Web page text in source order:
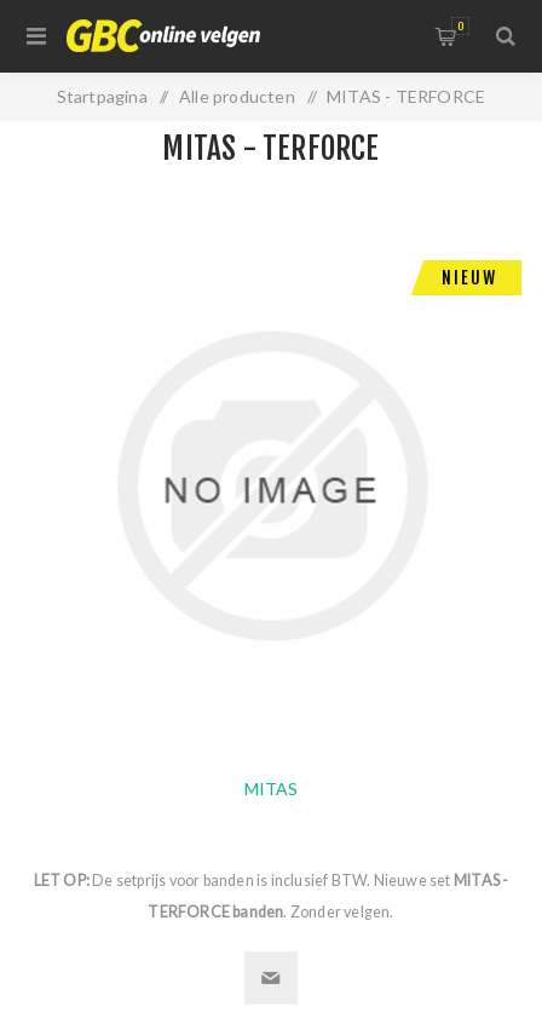
0
Startpagina / Alle producten / MITAS - TERFORCE
NIEUW
MITAS - TERFORCE
MITAS
LET OP: De setprijs voor banden is inclusief BTW. Nieuwe set MITAS -
TERFORCE banden. Zonder velgen.